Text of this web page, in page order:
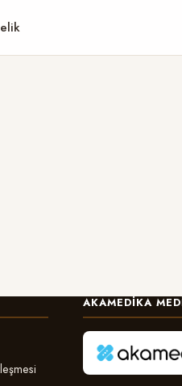
AKAMEDIKA